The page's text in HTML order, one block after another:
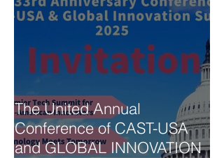
The United Annual
Conference of CAST-USA
and GLOBAL INNOVATION